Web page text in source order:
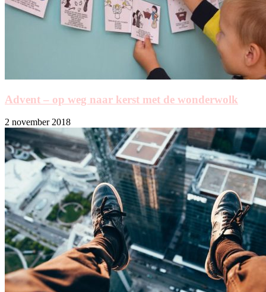
Advent – op weg naar kerst met de wonderwolk
2 november 2018